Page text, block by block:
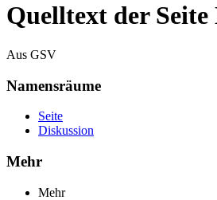
Quelltext der
Aus GSV
Namensräume
Seite
Diskussion
Mehr
Mehr